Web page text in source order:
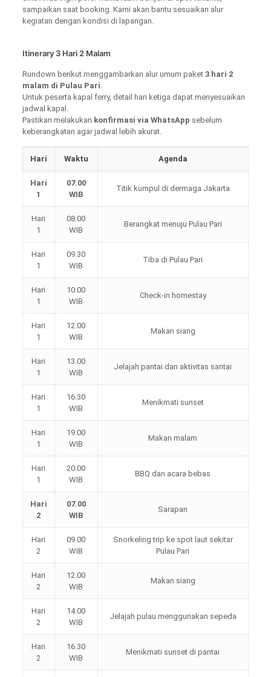
sampaikan saat booking. Kami akan bantu sesuaikan alur
kegiatan dengan kondisi di lapangan.
Itinerary 3 Hari 2 Malam
Rundown berikut menggambarkan alur umum paket 3 hari 2
malam di Pulau Pari.
Untuk peserta kapal ferry, detail hari ketiga dapat menyesuaikan
jadwal kapal.
Pastikan melakukan konfirmasi via WhatsApp sebelum
keberangkatan agar jadwal lebih akurat.
Hari Waktu Agenda
Hari
1
07.00
WIB
Titik kumpul di dermaga Jakarta
Hari
1
08.00
WIB
Berangkat menuju Pulau Pari
Hari
1
09.30
WIB
Tiba di Pulau Pari
Hari
1
10.00
WIB
Check-in homestay
Hari
1
12.00
WIB
Makan siang
Hari
1
13.00
WIB
Jelajah pantai dan aktivitas santai
Hari
1
16.30
WIB
Menikmati sunset
Hari
1
19.00
WIB
Makan malam
Hari
1
20.00
WIB
BBQ dan acara bebas
Hari
2
07.00
WIB
Sarapan
Hari
2
09.00
WIB
Snorkeling trip ke spot laut sekitar
Pulau Pari
Hari
2
12.00
WIB
Makan siang
Hari
2
14.00
WIB
Jelajah pulau menggunakan sepeda
Hari
2
16.30
WIB
Menikmati sunset di pantai